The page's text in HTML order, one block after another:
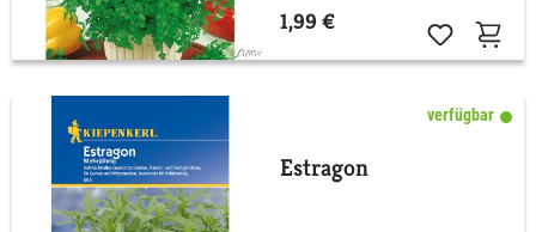
1,99 €
verfügbar
Estragon